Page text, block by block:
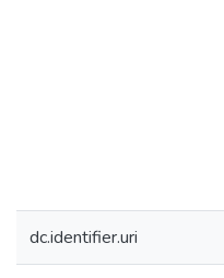
dc.identifier.uri